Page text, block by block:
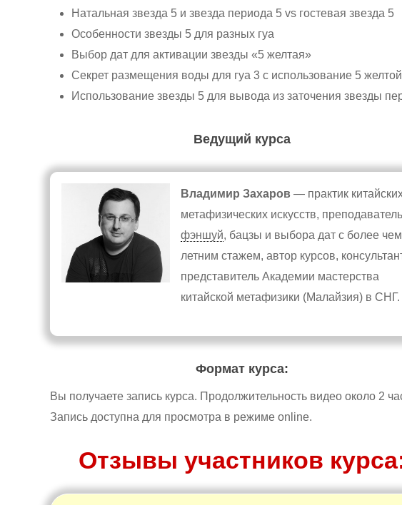
Натальная звезда 5 и звезда периода 5 vs гостевая звезда 5
Особенности звезды 5 для разных гуа
Выбор дат для активации звезды «5 желтая»
Секрет размещения воды для гуа 3 с использование 5 желтой
Использование звезды 5 для вывода из заточения звезды
Ведущий курса
Владимир Захаров— практик
метафизических искусств, преподаватель
фэншуй, бацзы и выбора дат с более
летним стажем, автор курсов,
представитель Академии мастерства
китайской метафизики (Малайзия) в СНГ.
Формат курса:
Вы получаете запись курса. Продолжительность видео около 2
Запись доступна для просмотра в режиме online.
Отзывы участников